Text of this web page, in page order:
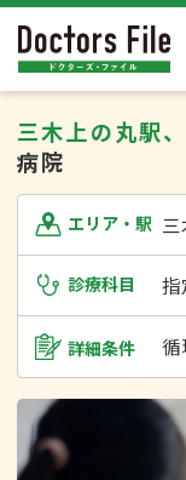
三木上の丸駅
病院
エリア・駅
診療科目 指
詳細条件 循